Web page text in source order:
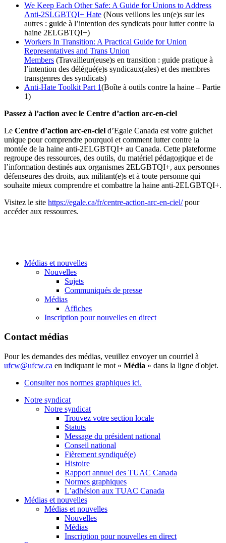
We Keep Each Other Safe: A Guide for Unions to Address
Anti-2SLGBTQI+ Hate (Nous veillons les un(e)s sur les
autres : guide à l’intention des syndicats pour lutter contre la
haine 2ELGBTQI+)
Workers In Transition: A Practical Guide for Union
Representatives and Trans Union
Members (Travailleur(euse)s en transition : guide pratique à
l’intention des délégué(e)s syndicaux(ales) et des membres
transgenres des syndicats)
Anti-Hate Toolkit Part 1(Boîte à outils contre la haine – Partie
1)
Passez à l’action avec le Centre d’action arc-en-ciel
Le Centre d’action arc-en-ciel d’Egale Canada est votre guichet
unique pour comprendre pourquoi et comment lutter contre la
montée de la haine anti-2ELGBTQI+ au Canada. Cette plateforme
regroupe des ressources, des outils, du matériel pédagogique et de
l’information destinés aux organismes 2ELGBTQI+, aux personnes
défenseures des droits, aux militant(e)s et à toute personne qui
souhaite mieux comprendre et combattre la haine anti-2ELGBTQI+.
Visitez le site https://egale.ca/fr/centre-action-arc-en-ciel/pour
accéder aux ressources.
Médias et nouvelles
Nouvelles
Sujets
Communiqués de presse
Médias
Affiches
Inscription pour nouvelles en direct
Contact médias
Pour les demandes des médias, veuillez envoyer un courriel à
ufcw@ufcw.ca en indiquant le mot « Média » dans la ligne d'objet.
Consulter nos normes graphiques ici.
Notre syndicat
Notre syndicat
Trouvez votre section locale
Statuts
Message du président national
Conseil national
Fièrement syndiqué(e)
Histoire
Rapport annuel des TUAC Canada
Normes graphiques
L’adhésion aux TUAC Canada
Médias et nouvelles
Médias et nouvelles
Nouvelles
Médias
Inscription pour nouvelles en direct